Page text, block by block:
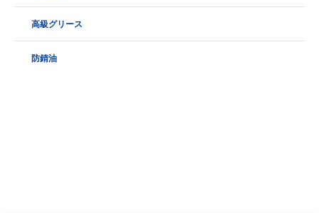
高級グリース
防錆油